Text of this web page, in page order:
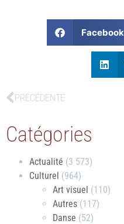
Facebook
PRÉCÉDENTE
Catégories
Actualité (3 573)
Culturel (964)
Art visuel (110)
Autres (117)
Danse (52)